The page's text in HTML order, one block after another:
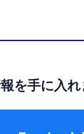
を手に入れ